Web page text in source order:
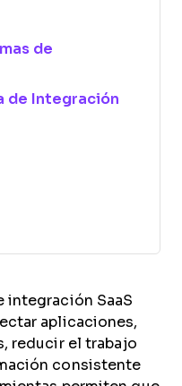
de
de Integración
integración SaaS
aplicaciones,
reducir el trabajo
consistente